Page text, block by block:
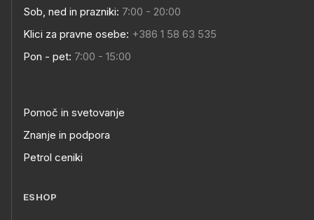
Sob, ned in prazniki: 7:00 - 20:00
Klici za pravne osebe: +386 1 58 63 535
Pon - pet: 7:00 - 15:00
Pomoč in svetovanje
Znanje in podpora
Petrol ceniki
ESHOP